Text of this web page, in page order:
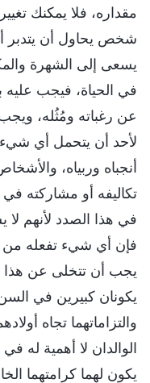
مقداره، فلا يمكنك
شخص يحاول أن يتدبر
يسعى إلى الشهرة
في الحياة، فيجب
عن رغباته ومُثُله،
لأحد أن يتحمل أي شيء
أنجباه وربياه،
تكاليفه أو مشاركته في
في هذا الصدد لأنهم
فإن أي شيء تفعله من
يجب أن تتخلى عن هذا
يكونان كبيرين في
والتزاماتهما تجاه
الوالدان لا أهمية له
يكون لهما كرامتهما